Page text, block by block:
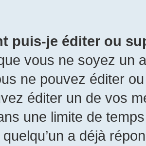
puis-je éditer ou
vous ne soyez un
ne pouvez éditer
éditer un de vos
une limite de
a déjà